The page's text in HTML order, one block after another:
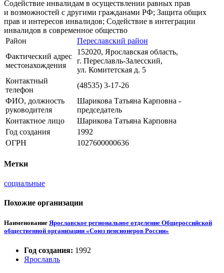
Содействие инвалидам в осуществлении равных прав
и возможностей с другими гражданами РФ; Защита общих
прав и интересов инвалидов; Содействие в интеграции
инвалидов в современное общество
Район
Переславский район
Фактический адрес
местонахождения
152020, Ярославская область,
г. Переславль-Залесский,
ул. Комитетская д. 5
Контактный
телефон
(48535) 3-17-26
ФИО, должность
руководителя
Шарикова Татьяна Карповна -
председатель
Контактное лицо
Шарикова Татьяна Карповна
Год создания
1992
ОГРН
1027600000636
Метки
социальные
Похожие организации
Наименование Ярославское региональное отделение Общероссийской
общественной организации «Союз пенсионеров России»
Год создания: 1992
Ярославль